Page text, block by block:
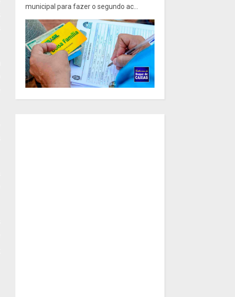
municipal para fazer o segundo ac...